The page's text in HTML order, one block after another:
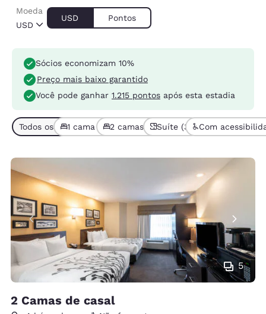
USD
Moeda
USD Pontos
Sócios economizam 10%
Preço mais baixo garantido
Você pode ganhar 1.215 pontos após esta estadia
Todos os tipos de quarto (5)
1 cama (3)2 camas ou mais (2)
Suíte (3) Com
5
2 Camas de casal